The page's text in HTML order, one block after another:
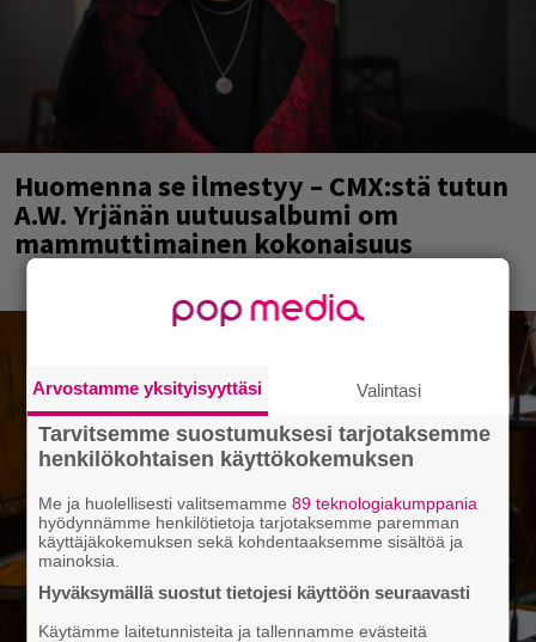
Huomenna se ilmestyy – CMX:stä tutun
A.W. Yrjänän uutuusalbumi om
mammuttimainen kokonaisuus
Arvostamme yksityisyyttäsi Valintasi
Tarvitsemme suostumuksesi tarjotaksemme
henkilökohtaisen käyttökokemuksen
Me ja huolellisesti valitsemamme89 teknologiakumppania
hyödynnämme henkilötietoja tarjotaksemme paremman
käyttäjäkokemuksen sekä kohdentaaksemme sisältöä ja
mainoksia.
Hyväksymällä suostut tietojesi käyttöön seuraavasti
Käytämme laitetunnisteita ja tallennamme evästeitä